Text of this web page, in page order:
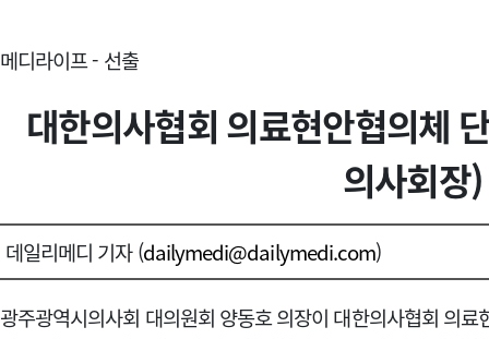
메디라이프 - 선출
대한의사협회 의료현안협의체
의사회장)
데일리메디 기자 (dailymedi@dailymedi.com)
광주광역시의사회 대의원회 양동호 의장이 대한의사협회 의